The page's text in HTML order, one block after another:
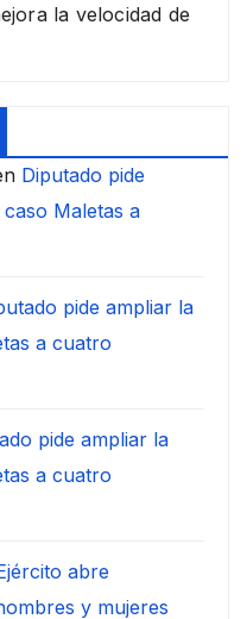
la velocidad de
Diputado pide
Maletas a
pide ampliar la
a cuatro
pide ampliar la
a cuatro
abre
y mujeres